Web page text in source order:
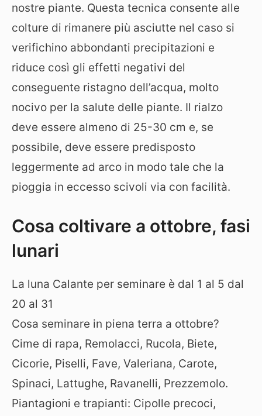
nostre piante. Questa tecnica consente alle
colture di rimanere più asciutte nel caso si
verifichino abbondanti precipitazioni e
riduce così gli effetti negativi del
conseguente ristagno dell’acqua, molto
nocivo per la salute delle piante. Il rialzo
deve essere almeno di 25-30 cm e, se
possibile, deve essere predisposto
leggermente ad arco in modo tale che la
pioggia in eccesso scivoli via con facilità.
Cosa coltivare a ottobre, fasi
lunari
La luna Calante per seminare è dal 1 al 5 dal
20 al 31
Cosa seminare in piena terra a ottobre?
Cime di rapa, Remolacci, Rucola, Biete,
Cicorie, Piselli, Fave, Valeriana, Carote,
Spinaci, Lattughe, Ravanelli, Prezzemolo.
Piantagioni e trapianti: Cipolle precoci,